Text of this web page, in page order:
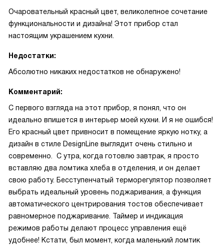
Очаровательный красный цвет, великолепное сочетание
функциональности и дизайна! Этот прибор стал
настоящим украшением кухни.
Недостатки:
Абсолютно никаких недостатков не обнаружено!
Комментарий:
С первого взгляда на этот прибор, я понял, что он
идеально впишется в интерьер моей кухни. И я не ошибся!
Его красный цвет привносит в помещение яркую нотку, а
дизайн в стиле DesignLine выглядит очень стильно и
современно. С утра, когда готовлю завтрак, я просто
вставляю два ломтика хлеба в отделения, и он делает
свою работу. Бесступенчатый терморегулятор позволяет
выбрать идеальный уровень поджаривания, а функция
автоматического центрирования тостов обеспечивает
равномерное поджаривание. Таймер и индикация
режимов работы делают процесс управления ещё
удобнее! Кстати, был момент, когда маленький ломтик